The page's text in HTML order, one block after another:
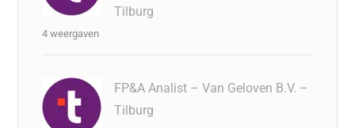
Tilburg
4 weergaven
FP&A Analist – Van Geloven B.V. –
Tilburg